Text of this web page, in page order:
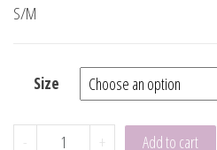
S/M
Size
- LIVCO CORSETTI FASHION
+ Add to cart